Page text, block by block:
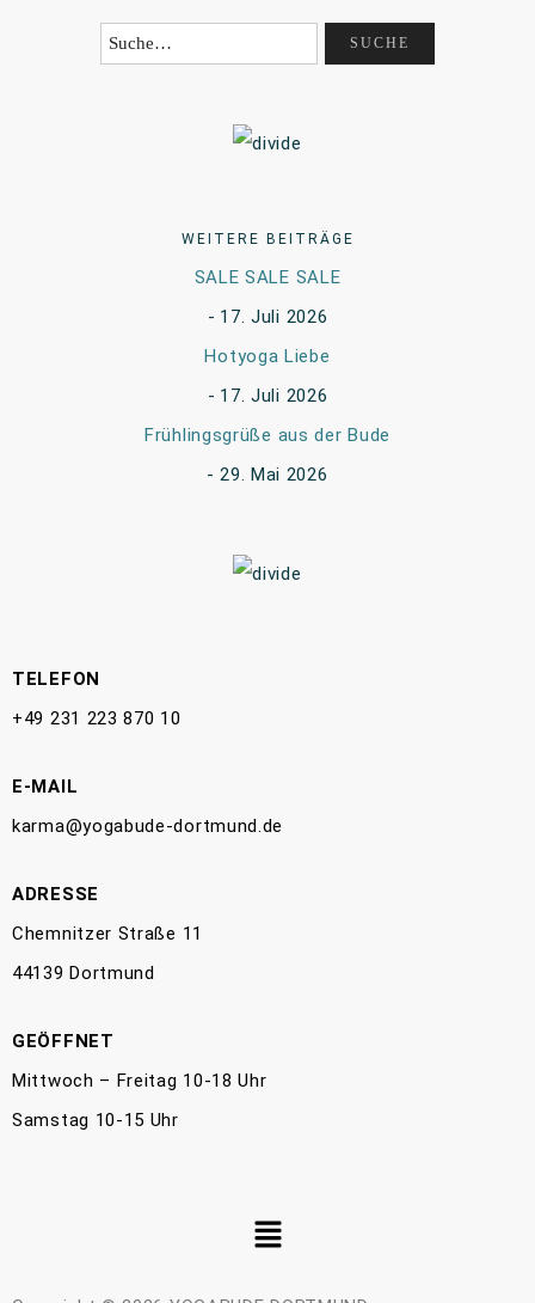
WEITERE BEITRÄGE
SALE SALE SALE
17. Juli 2026
Hotyoga Liebe
17. Juli 2026
Frühlingsgrüße aus der Bude
29. Mai 2026
TELEFON
+49 231 223 870 10
E-MAIL
karma@yogabude-dortmund.de
ADRESSE
Chemnitzer Straße 11
44139 Dortmund
GEÖFFNET
Mittwoch – Freitag 10-18 Uhr
Samstag 10-15 Uhr